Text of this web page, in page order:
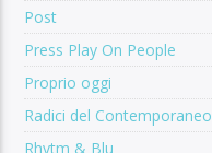
Post
Press Play On People
Proprio oggi
Radici del Contemporaneo
Rhytm & Blu